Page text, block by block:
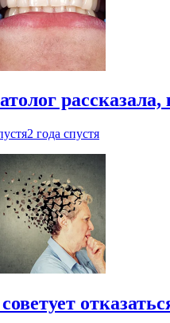
2 года спустя